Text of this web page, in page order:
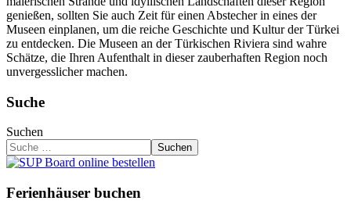
genießen, sollten Sie auch Zeit für einen Abstecher in eines der
Museen einplanen, um die reiche Geschichte und Kultur der Türkei
zu entdecken. Die Museen an der Türkischen Riviera sind wahre
Schätze, die Ihren Aufenthalt in dieser zauberhaften Region noch
unvergesslicher machen.
Suche
Suchen
Suchen
Ferienhäuser buchen